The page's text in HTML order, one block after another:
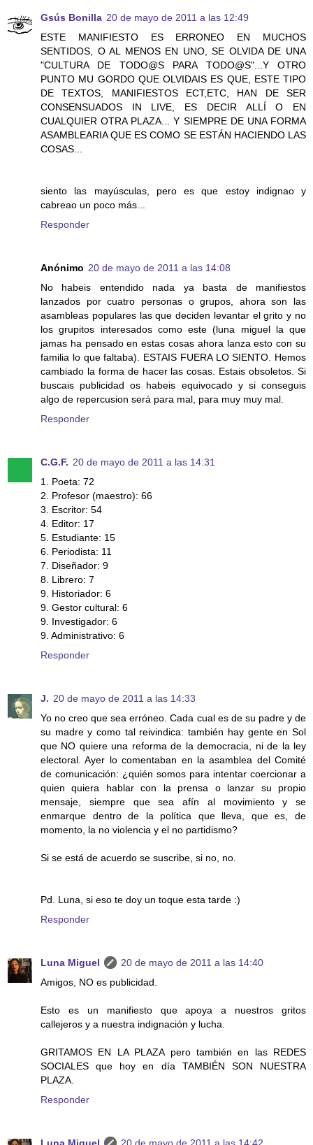
Gsús Bonilla 20 de mayo de 2011 a las 12:49
ESTE MANIFIESTO ES ERRONEO EN MUCHOS
SENTIDOS, O AL MENOS EN UNO, SE OLVIDA DE UNA
"CULTURA DE TODO@S PARA TODO@S"...Y OTRO
PUNTO MU GORDO QUE OLVIDAIS ES QUE, ESTE TIPO
DE TEXTOS, MANIFIESTOS ECT,ETC, HAN DE SER
CONSENSUADOS IN LIVE, ES DECIR ALLÍ O EN
CUALQUIER OTRA PLAZA... Y SIEMPRE DE UNA FORMA
ASAMBLEARIA QUE ES COMO SE ESTÁN HACIENDO LAS
COSAS...
siento las mayúsculas, pero es que estoy indignao y
cabreao un poco más...
Responder
Anónimo 20 de mayo de 2011 a las 14:08
No habeis entendido nada ya basta de manifiestos
lanzados por cuatro personas o grupos, ahora son las
asambleas populares las que deciden levantar el grito y no
los grupitos interesados como este (luna miguel la que
jamas ha pensado en estas cosas ahora lanza esto con su
familia lo que faltaba). ESTAIS FUERA LO SIENTO. Hemos
cambiado la forma de hacer las cosas. Estais obsoletos. Si
buscais publicidad os habeis equivocado y si conseguis
algo de repercusion será para mal, para muy muy mal.
Responder
C.G.F. 20 de mayo de 2011 a las 14:31
1. Poeta: 72
2. Profesor (maestro): 66
3. Escritor: 54
4. Editor: 17
5. Estudiante: 15
6. Periodista: 11
7. Diseñador: 9
8. Librero: 7
9. Historiador: 6
9. Gestor cultural: 6
9. Investigador: 6
9. Administrativo: 6
Responder
J. 20 de mayo de 2011 a las 14:33
Yo no creo que sea erróneo. Cada cual es de su padre y de
su madre y como tal reivindica: también hay gente en Sol
que NO quiere una reforma de la democracia, ni de la ley
electoral. Ayer lo comentaban en la asamblea del Comité
de comunicación: ¿quién somos para intentar coercionar a
quien quiera hablar con la prensa o lanzar su propio
mensaje, siempre que sea afín al movimiento y se
enmarque dentro de la política que lleva, que es, de
momento, la no violencia y el no partidismo?
Si se está de acuerdo se suscribe, si no, no.
Pd. Luna, si eso te doy un toque esta tarde :)
Responder
Luna Miguel
20 de mayo de 2011 a las 14:40
Amigos, NO es publicidad.
Esto es un manifiesto que apoya a nuestros gritos
callejeros y a nuestra indignación y lucha.
GRITAMOS EN LA PLAZA pero también en las REDES
SOCIALES que hoy en día TAMBIÉN SON NUESTRA
PLAZA.
Responder